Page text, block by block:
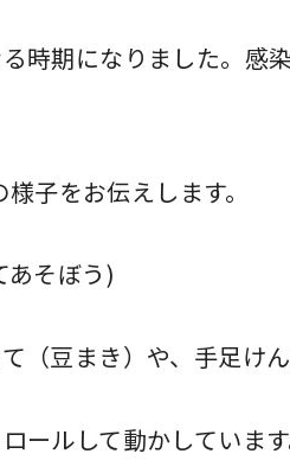
時期になりました。感
子をお伝えします。
そぼう)
（豆まき）や、手足け
ールして動かしています